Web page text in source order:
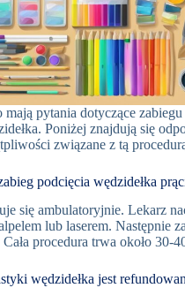
mają pytania dotyczące
Poniżej znajdują się
związane z tą
podcięcia wędzidełka
się ambulatoryjnie. Lekarz
lub laserem. Następnie
procedura trwa około 30-
wędzidełka jest